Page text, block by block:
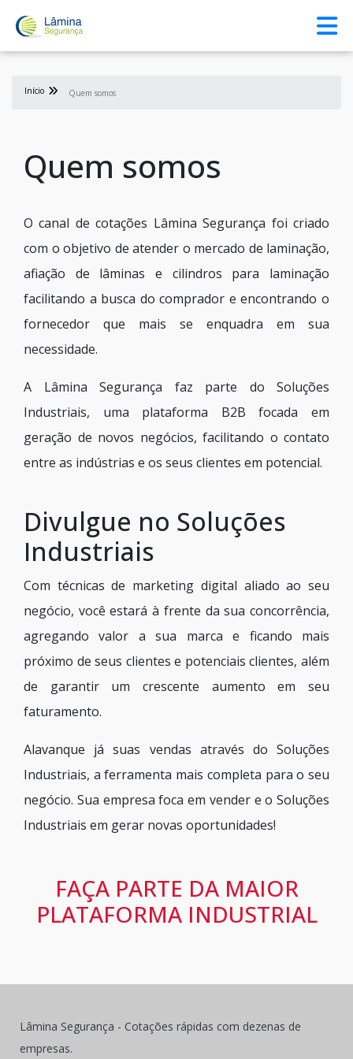
Início Quem somos
Quem somos
O canal de cotações Lâmina Segurança foi criado
com o objetivo de atender o mercado de laminação,
afiação de lâminas e cilindros para laminação
facilitando a busca do comprador e encontrando o
fornecedor que mais se enquadra em sua
necessidade.
A Lâmina Segurança faz parte do Soluções
Industriais, uma plataforma B2B focada em
geração de novos negócios, facilitando o contato
entre as indústrias e os seus clientes em potencial.
Divulgue no Soluções
Industriais
Com técnicas de marketing digital aliado ao seu
negócio, você estará à frente da sua concorrência,
agregando valor a sua marca e ficando mais
próximo de seus clientes e potenciais clientes, além
de garantir um crescente aumento em seu
faturamento.
Alavanque já suas vendas através do Soluções
Industriais, a ferramenta mais completa para o seu
negócio. Sua empresa foca em vender e o Soluções
Industriais em gerar novas oportunidades!
FAÇA PARTE DA MAIOR
PLATAFORMA INDUSTRIAL
Lâmina Segurança - Cotações rápidas com dezenas de
empresas.